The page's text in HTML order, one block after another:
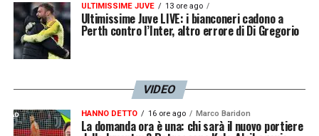
ULTIMISSIME JUVE 13 ore ago
Ultimissime Juve LIVE: i bianconeri cadono a
Perth contro l’Inter, altro errore di Di Gregorio
VIDEO
HANNO DETTO 16 ore ago Marco Baridon
La domanda ora è una: chi sarà il nuovo portiere